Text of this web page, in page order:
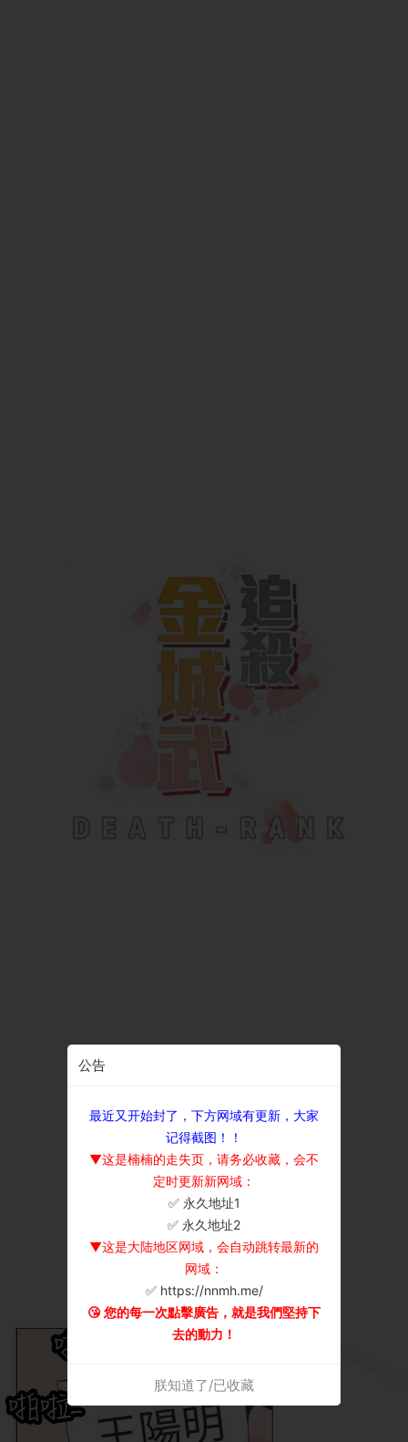
公告
最近又开始封了，下方网域有更新，大家
记得截图！！
▼这是楠楠的走失页，请务必收藏，会不
定时更新新网域：
✅ 永久地址1
✅ 永久地址2
▼这是大陆地区网域，会自动跳转最新的
网域：
✅ https://nnmh.me/
😘 您的每一次點擊廣告，就是我們堅持下
去的動力！
朕知道了/已收藏